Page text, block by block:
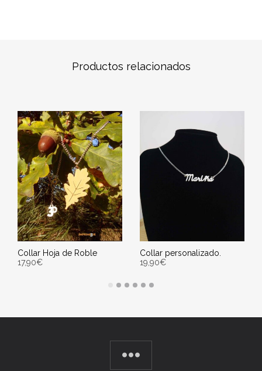
Productos relacionados
Collar Hoja de Roble
17,90€
10/08/2026 - 12/08/2026
Collar personalizado.
19,90€
SELECT OPTIONS
10/08/2026 - 12/08/2026